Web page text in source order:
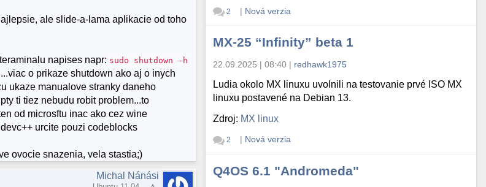
ale slide-a-lama aplikacie od toho
napises napr: sudo shutdown -h
o prikaze shutdown ako aj o inych
ukaze manualove stranky daneho
ti tiez nebudu robit problem...to
od microsftu inac ako cez wine
urcite pouzi codeblocks
ovocie snazenia, vela stastia;)
Michal Nánási
2 | Nová verzia
MX-25 “Infinity” beta 1
22.09.2025 | 08:40 | redhawk1975
Ludia okolo MX linuxu uvolnili na testovanie prvé ISO MX
linuxu postavené na Debian 13.
Zdroj: MX linux
2 | Nová verzia
Q4OS 6.1 "Andromeda"